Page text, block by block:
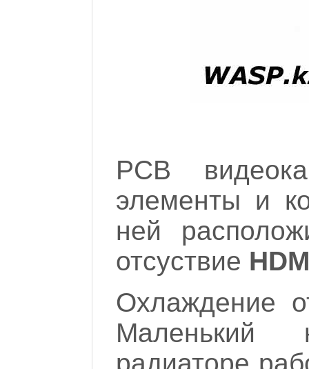
PCB
элементы и
ней
отсуствие
Охлаждение
Маленький
радиаторе